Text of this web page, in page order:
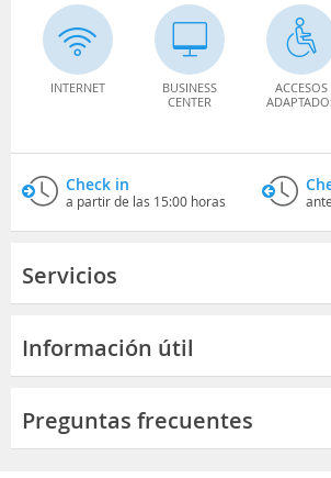
INTERNET
BUSINESS
CENTER
ACCESOS
Check in
a partir de las 15:00 horas
Servicios
Información útil
Preguntas frecuentes